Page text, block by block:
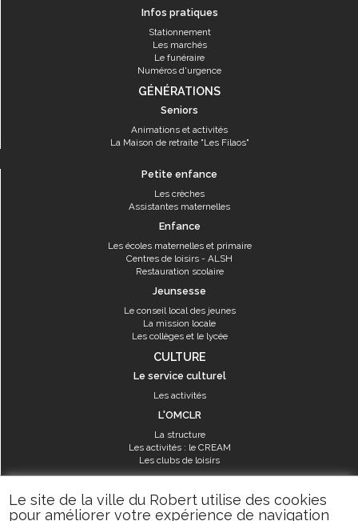
Le site de la ville du Robert utilise des cookies
pour améliorer votre expérience de navigation
Infos pratiques
Stationnement
Les marchés
Le funéraire
Numéros d'urgence
GÉNÉRATIONS
Seniors
Animations et activités
La Maison de retraite "Les Filaos"
Petite enfance
Les crèches
Assistantes maternelles
Enfance
Les écoles maternelles et primaire
Centres de loisirs - ALSH
Restauration scolaire
Jeunsesse
Le conseil local des jeunes
La mission locale
Les collèges et le lycée
CULTURE
Le service culturel
Les activités
L'OMCLR
La structure
Les activités : le CREAM
Les clubs de loisirs
SPORT
Les équipements sportifs